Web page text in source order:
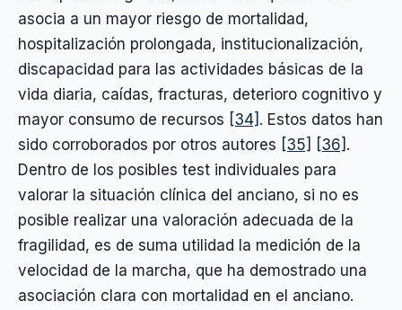
asocia a un mayor riesgo de mortalidad,
hospitalización prolongada, institucionalización,
discapacidad para las actividades básicas de la
vida diaria, caídas, fracturas, deterioro cognitivo y
mayor consumo de recursos [34] . Estos datos han
sido corroborados por otros autores [35] [36] .
Dentro de los posibles test individuales para
valorar la situación clínica del anciano, si no es
posible realizar una valoración adecuada de la
fragilidad, es de suma utilidad la medición de la
velocidad de la marcha, que ha demostrado una
asociación clara con mortalidad en el anciano.